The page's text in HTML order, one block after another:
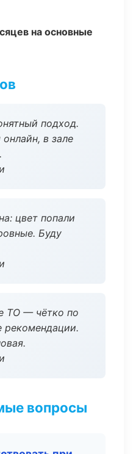
на основные
подход.
в зале
цвет попали
Буду
ТО — чётко по
рекомендации.
вопросы